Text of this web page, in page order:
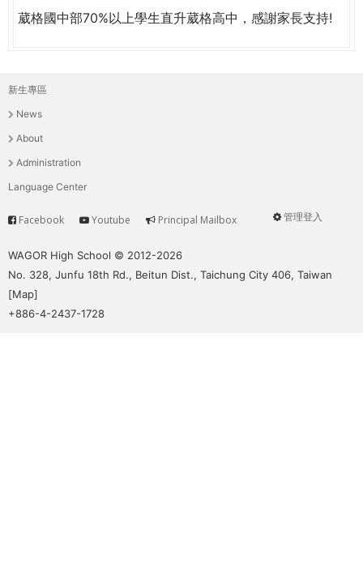
THE
WORLD
YOU
ON
PATH
TO
GLOBAL
葳格國中部70%以上學生直升葳格高中，感謝家長支持!
主
選
單
新生專區
News
About
Administration
Language Center
User
管理登入
Service
Facebook Youtube Principal Mailbox
WAGOR High School © 2012-2026
No. 328, Junfu 18th Rd., Beitun Dist., Taichung City 406, Taiwan
[Map]
+886-4-2437-1728